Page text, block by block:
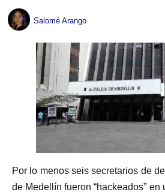
Salomé Arango
Por lo menos seis secretarios de
de Medellín fueron “hackeados”